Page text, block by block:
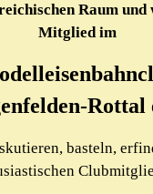
Raum und
Mitglied im
Rottal
basteln,